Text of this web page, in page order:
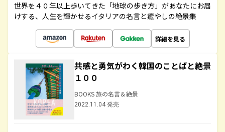
世界を４０年以上歩いてきた「地球の歩き方」があなたにお届
けする、人生を輝かせるイタリアの名言と癒やしの絶景集
詳細を見る
共感と勇気がわく韓国のことばと絶景
１００
BOOKS 旅の名言＆絶景
2022.11.04 発売